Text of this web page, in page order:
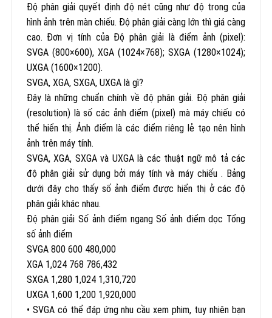
Độ phân giải quyết định độ nét cũng như độ trong của
hình ảnh trên màn chiếu. Độ phân giải càng lớn thì giá càng
cao. Đơn vị tính của Độ phân giải là điểm ảnh (pixel):
SVGA (800×600), XGA (1024×768); SXGA (1280×1024);
UXGA (1600×1200).
SVGA, XGA, SXGA, UXGA là gì?
Đây là những chuẩn chính về độ phân giải. Độ phân giải
(resolution) là số các ảnh điểm (pixel) mà máy chiếu có
thể hiển thị. Ảnh điểm là các điểm riêng lẻ tạo nên hình
ảnh trên máy tính.
SVGA, XGA, SXGA và UXGA là các thuật ngữ mô tả các
độ phân giải sử dụng bởi máy tính và máy chiếu . Bảng
dưới đây cho thấy số ảnh điểm được hiển thị ở các độ
phân giải khác nhau.
Độ phân giải Số ảnh điểm ngang Số ảnh điểm dọc Tổng
số ảnh điểm
SVGA 800 600 480,000
XGA 1,024 768 786,432
SXGA 1,280 1,024 1,310,720
UXGA 1,600 1,200 1,920,000
• SVGA có thể đáp ứng nhu cầu xem phim, tuy nhiên bạn